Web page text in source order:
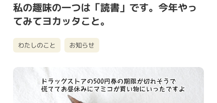
私の趣味の一つは「読書」です。今年やっ
てみてヨカッタこと。
わたしのこと お知らせ